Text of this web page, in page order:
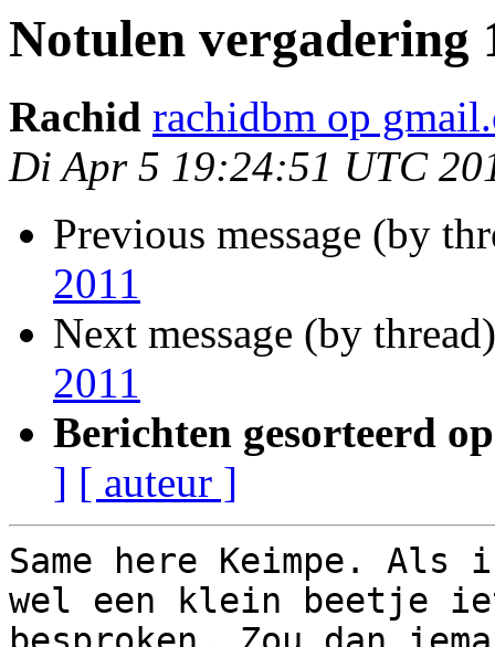
Notulen vergadering
Rachid rachidbm op
Di Apr 5 19:24:51 UTC
Previous message (by
2011
Next message (by
2011
Berichten gesorteerd
] [ auteur ]
Same here Keimpe.
wel een klein beetje